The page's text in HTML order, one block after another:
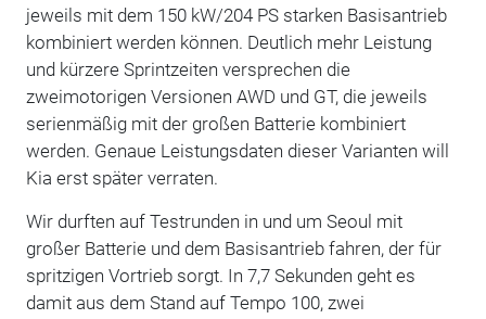
jeweils mit dem 150 kW/204 PS starken Basisantrieb
kombiniert werden können. Deutlich mehr Leistung
und kürzere Sprintzeiten versprechen die
zweimotorigen Versionen AWD und GT, die jeweils
serienmäßig mit der großen Batterie kombiniert
werden. Genaue Leistungsdaten dieser Varianten will
Kia erst später verraten.
Wir durften auf Testrunden in und um Seoul mit
großer Batterie und dem Basisantrieb fahren, der für
spritzigen Vortrieb sorgt. In 7,7 Sekunden geht es
damit aus dem Stand auf Tempo 100, zwei